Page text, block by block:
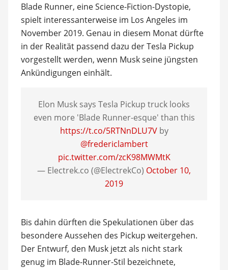
Blade Runner, eine Science-Fiction-Dystopie,
spielt interessanterweise im Los Angeles im
November 2019. Genau in diesem Monat dürfte
in der Realität passend dazu der Tesla Pickup
vorgestellt werden, wenn Musk seine jüngsten
Ankündigungen einhält.
Elon Musk says Tesla Pickup truck looks
even more 'Blade Runner-esque' than this
https://t.co/5RTNnDLU7Vby
@fredericlambert
pic.twitter.com/zcK98MWMtK
— Electrek.co (@ElectrekCo) October 10,
2019
Bis dahin dürften die Spekulationen über das
besondere Aussehen des Pickup weitergehen.
Der Entwurf, den Musk jetzt als nicht stark
genug im Blade-Runner-Stil bezeichnete,